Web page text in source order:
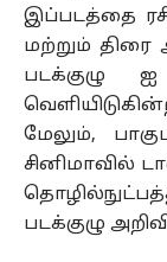
இப்படத்தை
மற்றும்
படக்குழு
மேலும்,
சினிமாவில்
படக்குழு